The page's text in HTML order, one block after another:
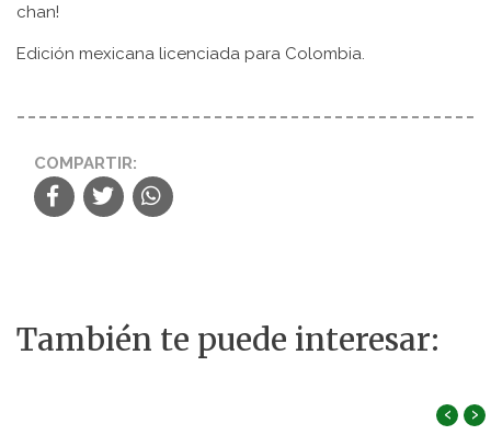
chan!
Edición mexicana licenciada para Colombia.
COMPARTIR:
También te puede interesar:
‹ ›